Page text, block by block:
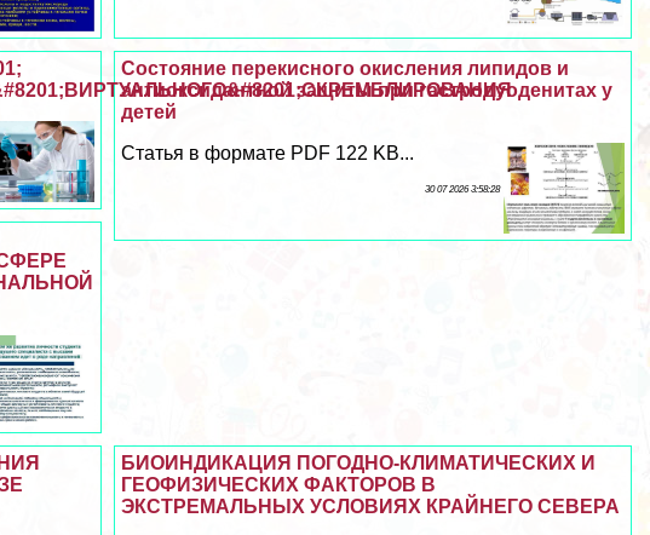
Состояние перекисного окисления липидов и
антиоксидантной защиты при гастродуоденитах у
детей
Статья в формате PDF 122 KB...
30 07 2026 3:58:28
БИОИНДИКАЦИЯ ПОГОДНО-КЛИМАТИЧЕСКИХ И
ГЕОФИЗИЧЕСКИХ ФАКТОРОВ В
ЭКСТРЕМАЛЬНЫХ УСЛОВИЯХ КРАЙНЕГО СЕВЕРА